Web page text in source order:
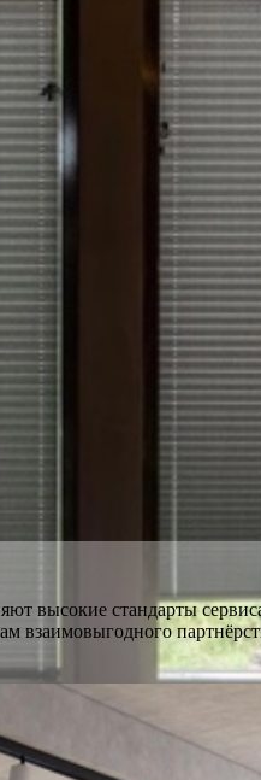
высокие стандарты